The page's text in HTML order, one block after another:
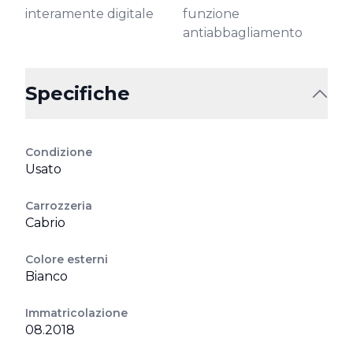
interamente digitale
funzione
antiabbagliamento
Specifiche
Condizione
Usato
Carrozzeria
Cabrio
Colore esterni
Bianco
Immatricolazione
08.2018